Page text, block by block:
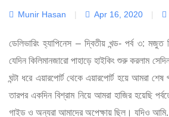
Munir Hasan | Apr 16, 2020 |
ডেলিভারিং হ্যাপিনেস – দ্বিতীয় খন্ড- পর্ব ৩:
যেদিন কিলিমানজারো পাহাড়ে হাইকিং শুরু করলাম
ঘন্টা ধরে এয়ারপোর্ট থেকে এয়ারপোর্ট হয়ে আমরা শেষ
তারপর একদিন বিশ্রাম নিয়ে আমরা হাজির হয়েছি
গাইড ও অন্যরা আমাদের অপেক্ষায় ছিল। যদিও